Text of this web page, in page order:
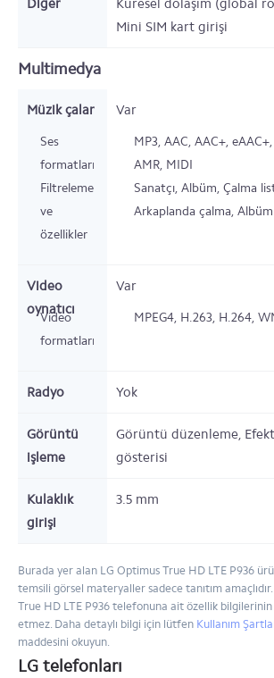
Diğer
Küresel dolaşım (global
Mini SIM kart girişi
Multimedya
Müzik çalar Var
Ses
formatları
MP3, AAC, AAC+,
AMR, MIDI
Filtreleme
ve
özellikler
Sanatçı, Albüm, Çalma
Arkaplanda çalma,
Video
oynatıcı
Var
Video
formatları
MPEG4, H.263, H.264,
Radyo Yok
Görüntü
işleme
Görüntü düzenleme,
gösterisi
Kulaklık
girişi
3.5 mm
Burada yer alan LG Optimus True HD LTE P936
temsili görsel materyaller sadece tanıtım
True HD LTE P936 telefonuna ait özellik
etmez. Daha detaylı bilgi için lütfen Kullanım
maddesini okuyun.
LG telefonları